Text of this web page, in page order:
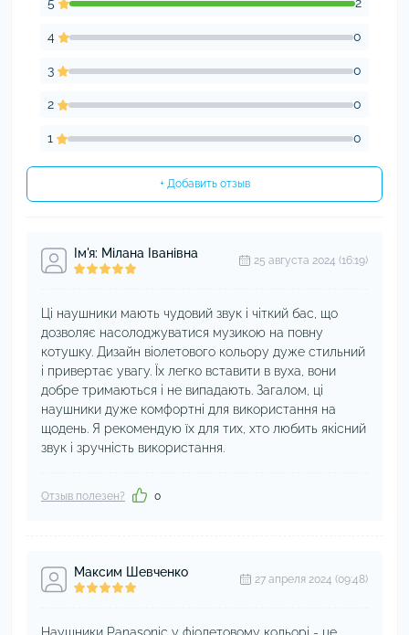
4 0
3 0
2 0
1 0
+ Добавить отзыв
Ім'я: Мілана Іванівна 25 августа 2024 (16:19)
Ці наушники мають чудовий звук і чіткий бас, що
дозволяє насолоджуватися музикою на повну
котушку. Дизайн віолетового кольору дуже стильний
і привертає увагу. Їх легко вставити в вуха, вони
добре тримаються і не випадають. Загалом, ці
наушники дуже комфортні для використання на
щодень. Я рекомендую їх для тих, хто любить якісний
звук і зручність використання.
Отзыв полезен? 0
Максим Шевченко 27 апреля 2024 (09:48)